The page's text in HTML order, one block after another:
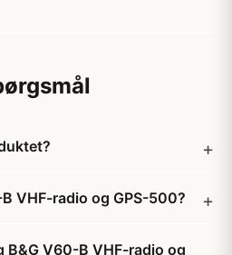
VHF-radio og GPS-500?
V60-B VHF-radio og